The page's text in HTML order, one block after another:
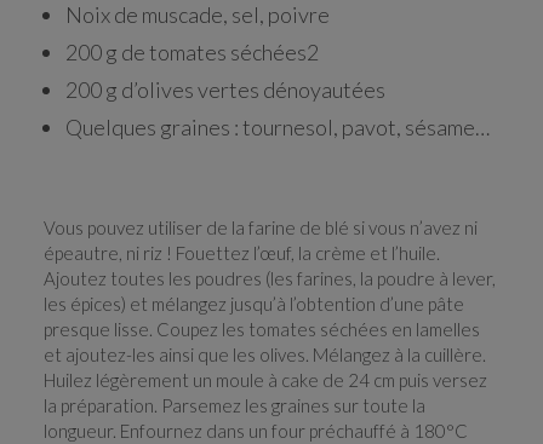
Noix de muscade, sel, poivre
200 g de tomates séchées2
200 g d’olives vertes dénoyautées
Quelques graines : tournesol, pavot, sésame…
Vous pouvez utiliser de la farine de blé si vous n’avez ni
épeautre, ni riz ! Fouettez l’œuf, la crème et l’huile.
Ajoutez toutes les poudres (les farines, la poudre à lever,
les épices) et mélangez jusqu’à l’obtention d’une pâte
presque lisse. Coupez les tomates séchées en lamelles
et ajoutez-les ainsi que les olives. Mélangez à la cuillère.
Huilez légèrement un moule à cake de 24 cm puis versez
la préparation. Parsemez les graines sur toute la
longueur. Enfournez dans un four préchauffé à 180°C